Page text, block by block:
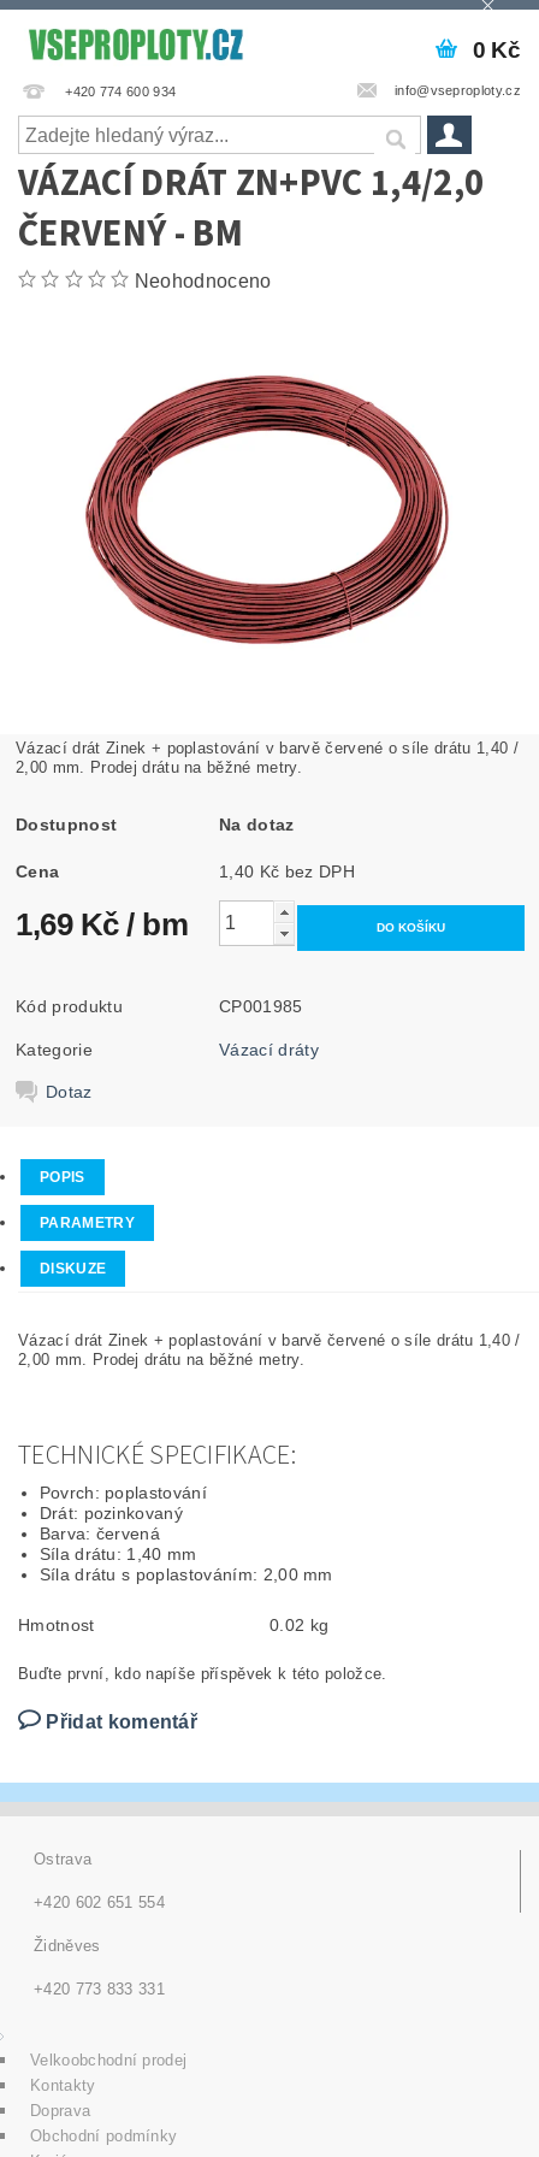
+420 774 600 934 info@vseproploty.cz
0 Kč
VÁZACÍ DRÁT ZN+PVC 1,4/2,0
ČERVENÝ - BM
Neohodnoceno
Vázací drát Zinek + poplastování v barvě červené o síle drátu 1,40 /
2,00 mm. Prodej drátu na běžné metry.
Dostupnost Na dotaz
Cena 1,40 Kč bez DPH
1,69 Kč/ bm
Kód produktu CP001985
Kategorie Vázací dráty
Dotaz
POPIS
PARAMETRY
DISKUZE
Vázací drát Zinek + poplastování v barvě červené o síle drátu 1,40 /
2,00 mm. Prodej drátu na běžné metry.
TECHNICKÉ SPECIFIKACE:
Povrch: poplastování
Drát: pozinkovaný
Barva: červená
Síla drátu: 1,40 mm
Síla drátu s poplastováním: 2,00 mm
Hmotnost 0.02 kg
Buďte první, kdo napíše příspěvek k této položce.
Přidat komentář
Ostrava
+420 602 651 554
Židněves
+420 773 833 331
Velkoobchodní prodej
Kontakty
Doprava
Obchodní podmínky